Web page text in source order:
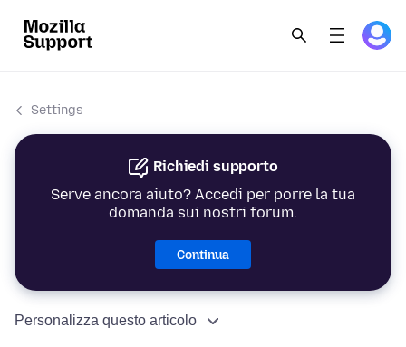
Settings
Richiedi supporto
Serve ancora aiuto? Accedi per porre la tua
domanda sui nostri forum.
Continua
Personalizza questo articolo